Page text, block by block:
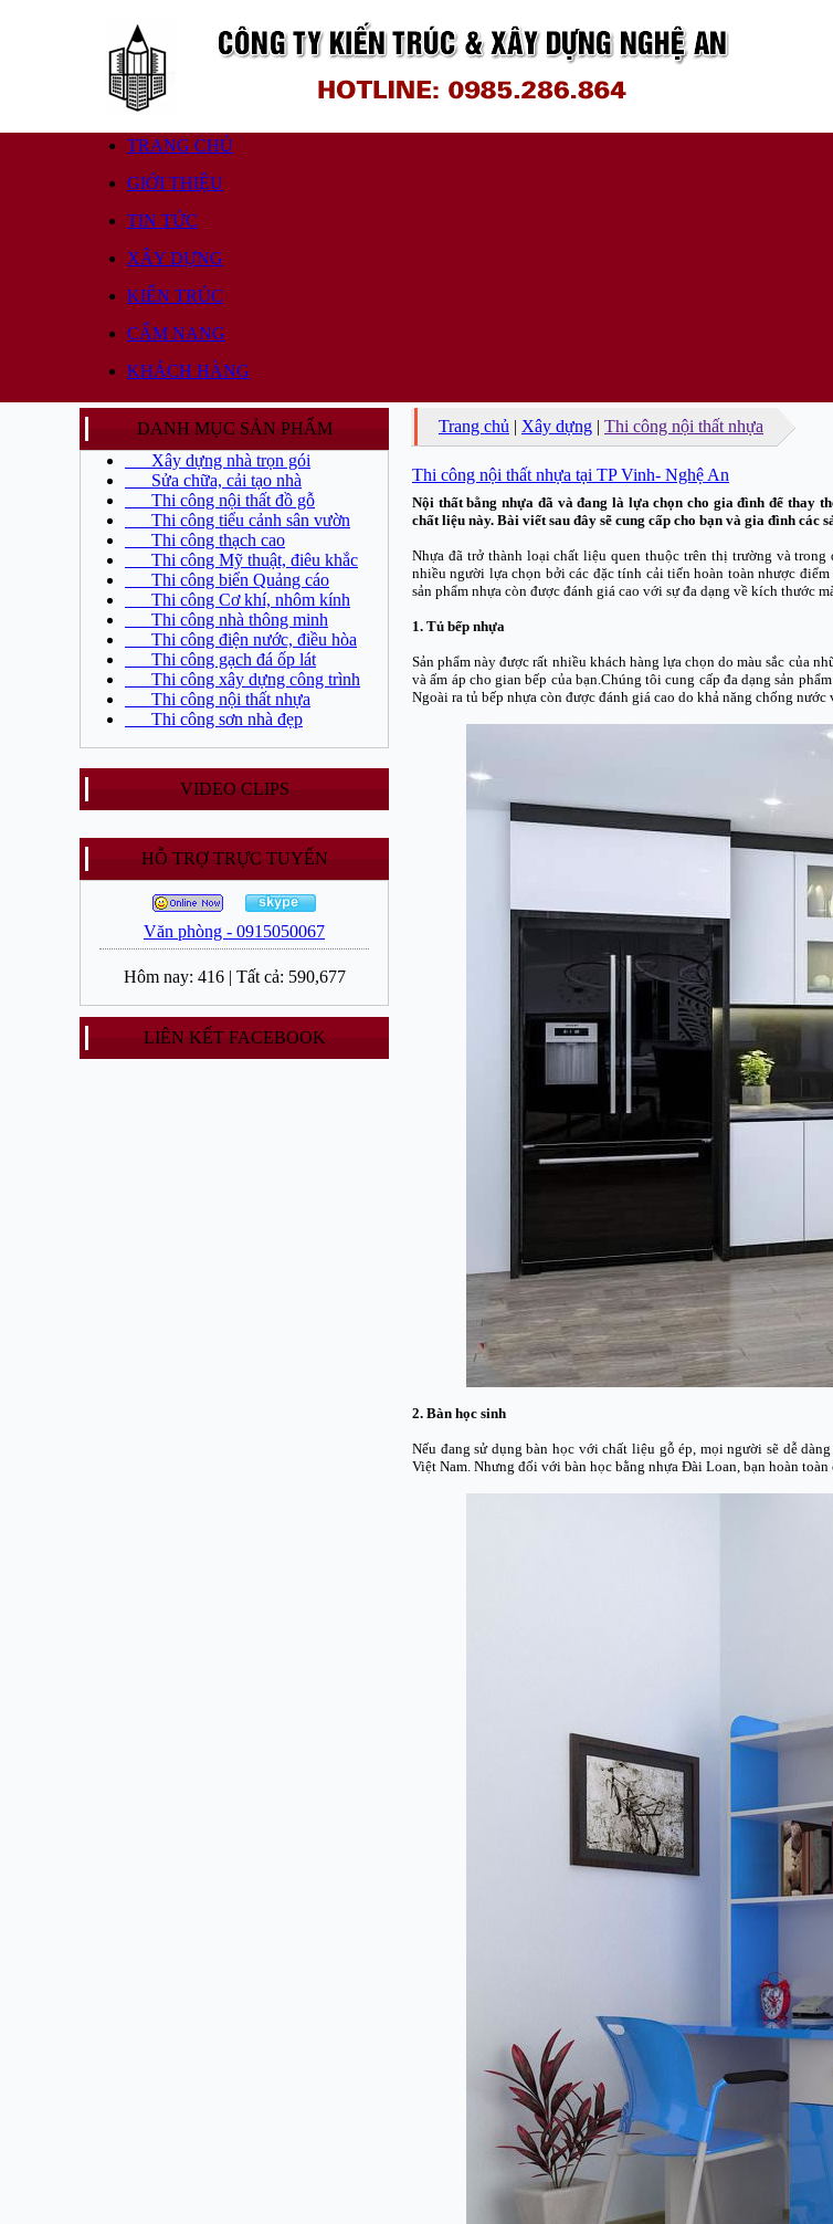
TRANG CHỦ
GIỚI THIỆU
TIN TỨC
XÂY DỰNG
KIẾN TRÚC
CẨM NANG
KHÁCH HÀNG
DANH MỤC SẢN PHẨM
Xây dựng nhà trọn gói
Sửa chữa, cải tạo nhà
Thi công nội thất đồ gỗ
Thi công tiểu cảnh sân vườn
Thi công thạch cao
Thi công Mỹ thuật, điêu khắc
Thi công biển Quảng cáo
Thi công Cơ khí, nhôm kính
Thi công nhà thông minh
Thi công điện nước, điều hòa
Thi công gạch đá ốp lát
Thi công xây dựng công trình
Thi công nội thất nhựa
Thi công sơn nhà đẹp
VIDEO CLIPS
HỖ TRỢ TRỰC TUYẾN
Văn phòng - 0915050067
Hôm nay: 416| Tất cả: 590,677
LIÊN KẾT FACEBOOK
Trang chủ | Xây dựng | Thi công nội thất nhựa
Thi công nội thất nhựa tại TP Vinh- Nghệ An
Nội thất bằng nhựa đã và đang là lựa chọn cho gia đình để thay
chất liệu này. Bài viết sau đây sẽ cung cấp cho bạn và gia đình các
Nhựa đã trở thành loại chất liệu quen thuộc trên thị trường và
nhiều người lựa chọn bởi các đặc tính cải tiến hoàn toàn nhược
sản phẩm nhựa còn được đánh giá cao với sự đa dạng về kích thước
1. Tủ bếp nhựa
Sản phẩm này được rất nhiều khách hàng lựa chọn do màu sắc của
và ấm áp cho gian bếp của bạn.Chúng tôi cung cấp đa dạng sản
Ngoài ra tủ bếp nhựa còn được đánh giá cao do khả năng chống
2. Bàn học sinh
Nếu đang sử dụng bàn học với chất liệu gỗ ép, mọi người sẽ dễ
Việt Nam. Nhưng đối với bàn học bằng nhựa Đài Loan, bạn hoàn